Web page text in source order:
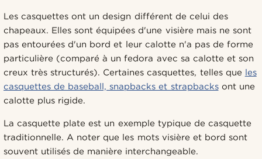
Les casquettes ont un design différent de celui des
chapeaux. Elles sont équipées d'une visière mais ne sont
pas entourées d'un bord et leur calotte n'a pas de forme
particulière (comparé à un fedora avec sa calotte et son
creux très structurés). Certaines casquettes, telles que les
casquettes de baseball, snapbacks et strapbacksont une
calotte plus rigide.
La casquette plate est un exemple typique de casquette
traditionnelle. A noter que les mots visière et bord sont
souvent utilisés de manière interchangeable.